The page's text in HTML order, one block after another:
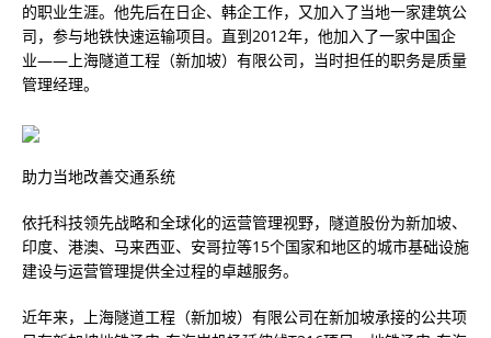
的职业生涯。他先后在日企、韩企工作，又加入了当地一家建筑公
司，参与地铁快速运输项目。直到2012年，他加入了一家中国企
业——上海隧道工程（新加坡）有限公司，当时担任的职务是质量
管理经理。
助力当地改善交通系统
依托科技领先战略和全球化的运营管理视野，隧道股份为新加坡、
印度、港澳、马来西亚、安哥拉等15个国家和地区的城市基础设施
建设与运营管理提供全过程的卓越服务。
近年来，上海隧道工程（新加坡）有限公司在新加坡承接的公共项